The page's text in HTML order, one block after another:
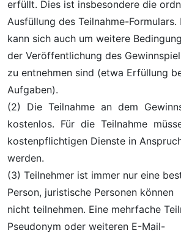
erfüllt. Dies ist insbesondere die
Ausfüllung des Teilnahme-Formulars.
kann sich auch um weitere
der Veröffentlichung des
zu entnehmen sind (etwa Erfüllung
Aufgaben).
(2) Die Teilnahme an dem
kostenlos. Für die Teilnahme
kostenpflichtigen Dienste in
werden.
(3) Teilnehmer ist immer nur eine
Person, juristische Personen können
nicht teilnehmen. Eine mehrfache
Pseudonym oder weiteren E-Mail-